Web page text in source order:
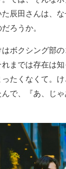
辰田さんは、
ろうか。
はボクシング部
までは存在は
たくなくて。
で、『あ、じ